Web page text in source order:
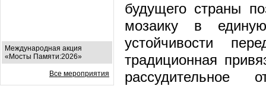
Международная акция
«Мосты Памяти:2026»
Все мероприятия
будущего страны
мозаику в
устойчивости
традиционная
рассудительное